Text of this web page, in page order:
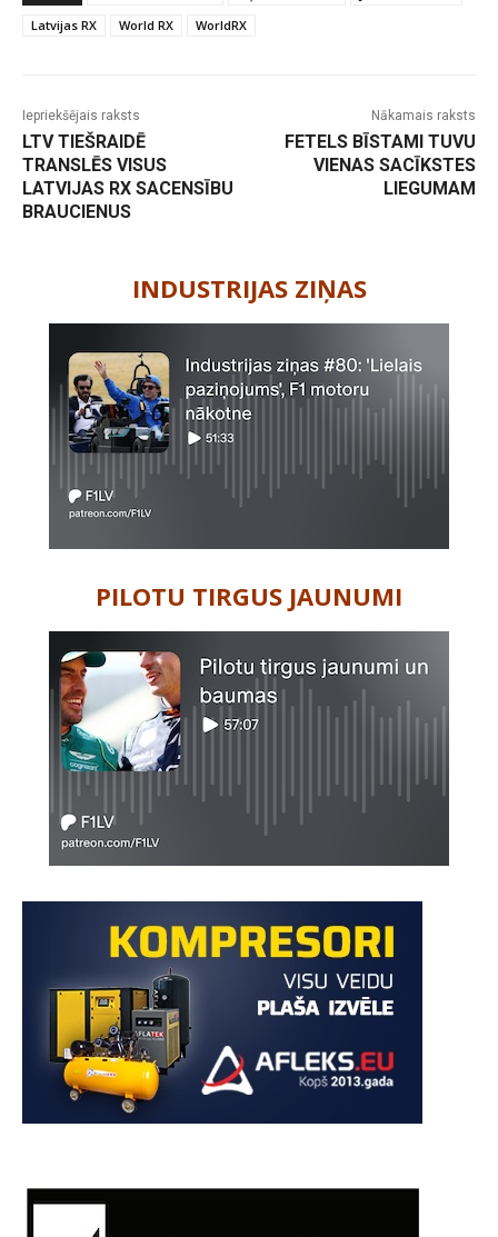
Latvijas RX
World RX WorldRX
Iepriekšējais raksts
LTV TIEŠRAIDĒ
TRANSLĒS VISUS
LATVIJAS RX SACENSĪBU
BRAUCIENUS
Nākamais raksts
FETELS BĪSTAMI TUVU
VIENAS SACĪKSTES
LIEGUMAM
INDUSTRIJAS ZIŅAS
PILOTU TIRGUS JAUNUMI